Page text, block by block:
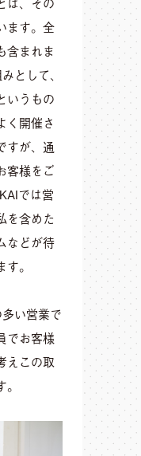
ます。全
含まれま
として、
いうもの
く開催さ
すが、通
客様をご
では営
を含めた
などが待
。
い営業で
でお客様
えこの取